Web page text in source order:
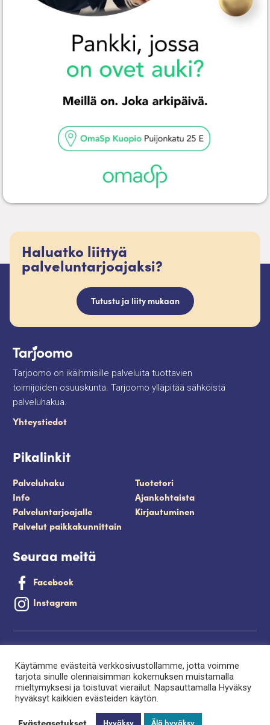
Haluatko liittyä
palveluntarjoajaksi?
Tutustu ja liity mukaan
Tarjoomo on ikäihmisille palveluita tuottavien
toimijoiden osuuskunta. Tarjoomo ylläpitää sähköistä
palveluhakua.
Yhteystiedot
Pikalinkit
Palveluhaku
Tuotetori
Info
Ajankohtaista
Palveluntarjoajalle
Kirjautuminen
Palvelut paikkakunnittain
Seuraa meitä
Facebook
Instagram
Saavutettavuusseloste
Evästeet
Palveluntuottajan kirjautuminen.
Käytämme evästeitä verkkosivustollamme, jotta voimme
tarjota sinulle olennaisimman kokemuksen muistamalla
mieltymyksesi ja toistuvat vierailut. Napsauttamalla Hyväksy
hyväksyt kaikkien evästeiden käytön.
Evästeasetukset Hyväksy Älä hyväksy